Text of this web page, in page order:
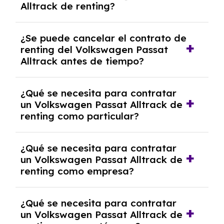
las cuotas mensuales.
Alltrack de renting?
tendrás que pagar ningún tipo de entrada
salvo en casos que lo exija el proveedor
debido al resultado del estudio de viabilidad
económica.
¿Se puede cancelar el contrato de
renting del Volkswagen Passat
Alltrack antes de tiempo?
pero puede haber penalizaciones por
cancelación anticipada. Es importante revisar
las condiciones del contrato y hablar con un
experto que te asesore.
¿Qué se necesita para contratar
un Volkswagen Passat Alltrack de
renting como particular?
y, en algunos casos, una consulta de solvencia
crediticia y un pago inicial.
¿Qué se necesita para contratar
un Volkswagen Passat Alltrack de
renting como empresa?
documentación financiera y, en algunos
casos, un informe de solvencia de la empresa
¿Qué se necesita para contratar
un Volkswagen Passat Alltrack de